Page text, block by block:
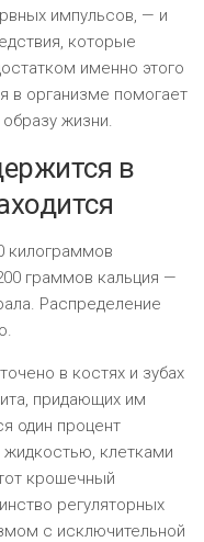
импульсов, — и
которые
именно этого
в организме помогает
жизни.
в
килограммов
граммов кальция —
Распределение
в костях и зубах
придающих им
один процент
клетками
крошечный
регуляторных
с исключительной